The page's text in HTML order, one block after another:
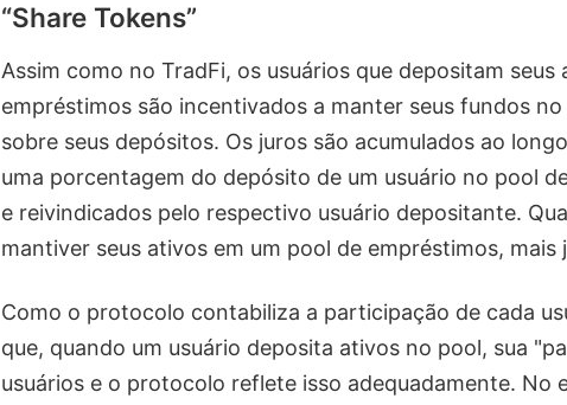
“Share Tokens”
Assim como no TradFi, os usuários que depositam seus
empréstimos são incentivados a manter seus fundos
sobre seus depósitos. Os juros são acumulados ao
uma porcentagem do depósito de um usuário no pool
e reivindicados pelo respectivo usuário depositante.
mantiver seus ativos em um pool de empréstimos, mais
Como o protocolo contabiliza a participação de cada
que, quando um usuário deposita ativos no pool, sua
usuários e o protocolo reflete isso adequadamente. No